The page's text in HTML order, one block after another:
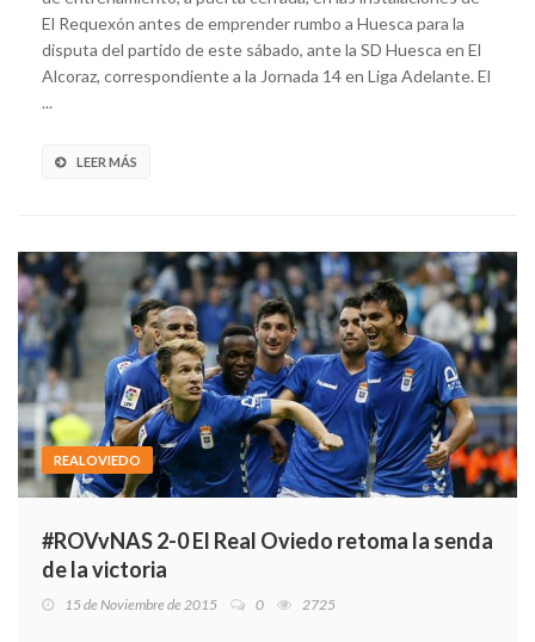
El Requexón antes de emprender rumbo a Huesca para la
disputa del partido de este sábado, ante la SD Huesca en El
Alcoraz, correspondiente a la Jornada 14 en Liga Adelante. El
...
LEER MÁS
REALOVIEDO
#ROVvNAS 2-0 El Real Oviedo retoma la senda
de la victoria
15 de Noviembre de 2015 0 2725